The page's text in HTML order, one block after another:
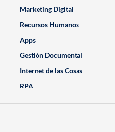
Marketing Digital
Recursos Humanos
Apps
Gestión Documental
Internet de las Cosas
RPA